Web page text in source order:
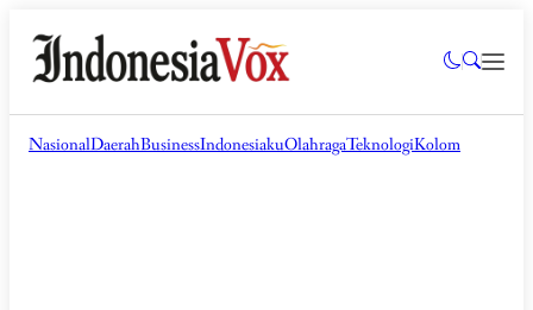
NasionalDaerahBusinessIndonesiakuOlahragaTeknologiKolom